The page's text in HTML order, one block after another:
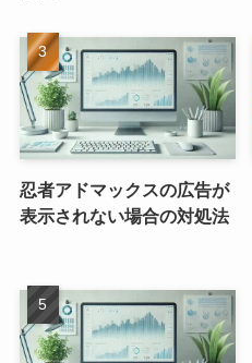
忍者アドマックスの広告が
表示されない場合の対処法